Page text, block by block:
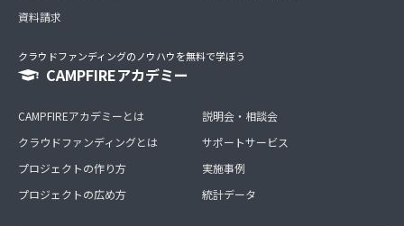
資料請求
クラウドファンディングのノウハウを無料で学ぼう
CAMPFIREアカデミー
CAMPFIREアカデミーとは
クラウドファンディングとは
プロジェクトの作り方
プロジェクトの広め方
説明会・相談会
サポートサービス
実施事例
統計データ